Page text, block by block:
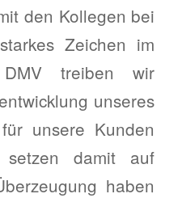
den Kollegen bei
Zeichen im
treiben wir
unseres
unsere Kunden
damit auf
haben